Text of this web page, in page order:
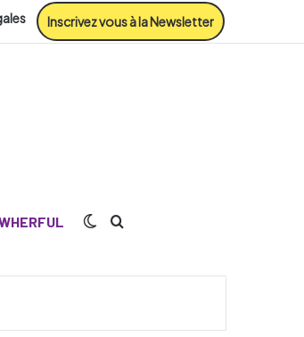
Inscrivez vous à la Newsletter
Switch skin